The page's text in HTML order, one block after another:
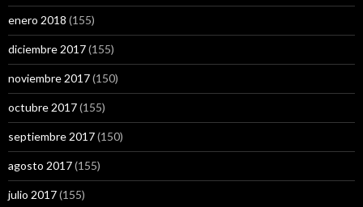
enero 2018 (155)
diciembre 2017(155)
noviembre 2017(150)
octubre 2017(155)
septiembre 2017(150)
agosto 2017(155)
julio 2017(155)